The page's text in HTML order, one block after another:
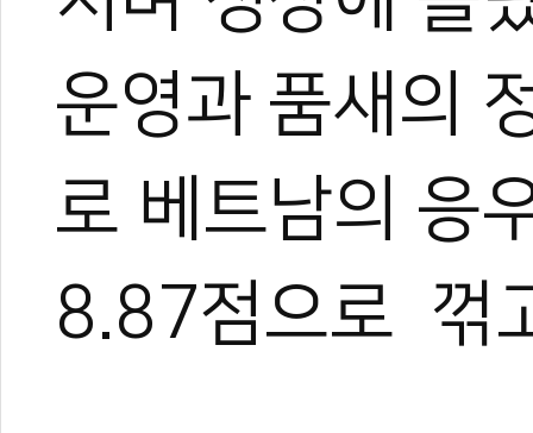
운영과 품새의
로 베트남의 응
8.87점으로 꺾
야)와 대학 겸임교수로도
화 발전에 힘쓰고 있다.